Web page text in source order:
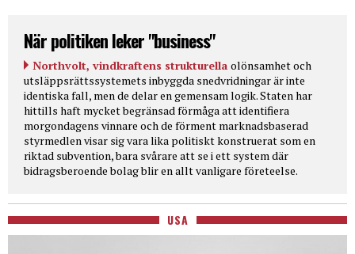
När politiken leker "business"
Northvolt, vindkraftens strukturella olönsamhet och
utsläppsrättssystemets inbyggda snedvridningar är inte
identiska fall, men de delar en gemensam logik. Staten har
hittills haft mycket begränsad förmåga att identifiera
morgondagens vinnare och de förment marknadsbaserad
styrmedlen visar sig vara lika politiskt konstruerat som en
riktad subvention, bara svårare att se i ett system där
bidragsberoende bolag blir en allt vanligare företeelse.
USA